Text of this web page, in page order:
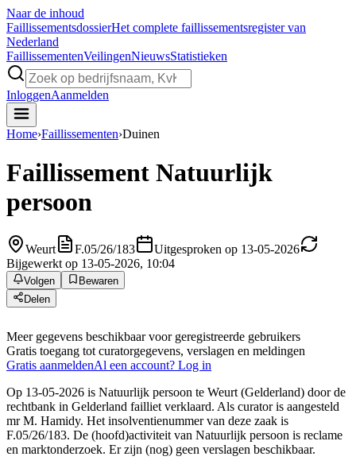
Naar de inhoud
FaillissementsdossierHet complete faillissementsregister van
Nederland
FaillissementenVeilingenNieuwsStatistieken
InloggenAanmelden
Home›Faillissementen›Duinen
Faillissement Natuurlijk
persoon
Weurt F.05/26/183
Uitgesproken op 13-05-2026
Bijgewerkt op 13-05-2026, 10:04
Volgen
Bewaren
Delen
Meer gegevens beschikbaar voor geregistreerde gebruikers
Gratis toegang tot curatorgegevens, verslagen en meldingen
Gratis aanmeldenAl een account? Log in
Op 13-05-2026 is Natuurlijk persoon te Weurt (Gelderland) door de
rechtbank in Gelderland failliet verklaard. Als curator is aangesteld
mr M. Hamidy. Het insolventienummer van deze zaak is
F.05/26/183. De (hoofd)activiteit van Natuurlijk persoon is reclame
en marktonderzoek. Er zijn (nog) geen verslagen beschikbaar.